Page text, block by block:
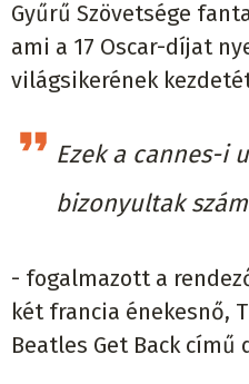
Gyűrű Szövetsége
ami a 17 Oscar-díjat
világsikerének
Ezek a cannes-i
bizonyultak
- fogalmazott a
két francia énekesnő,
Beatles Get Back